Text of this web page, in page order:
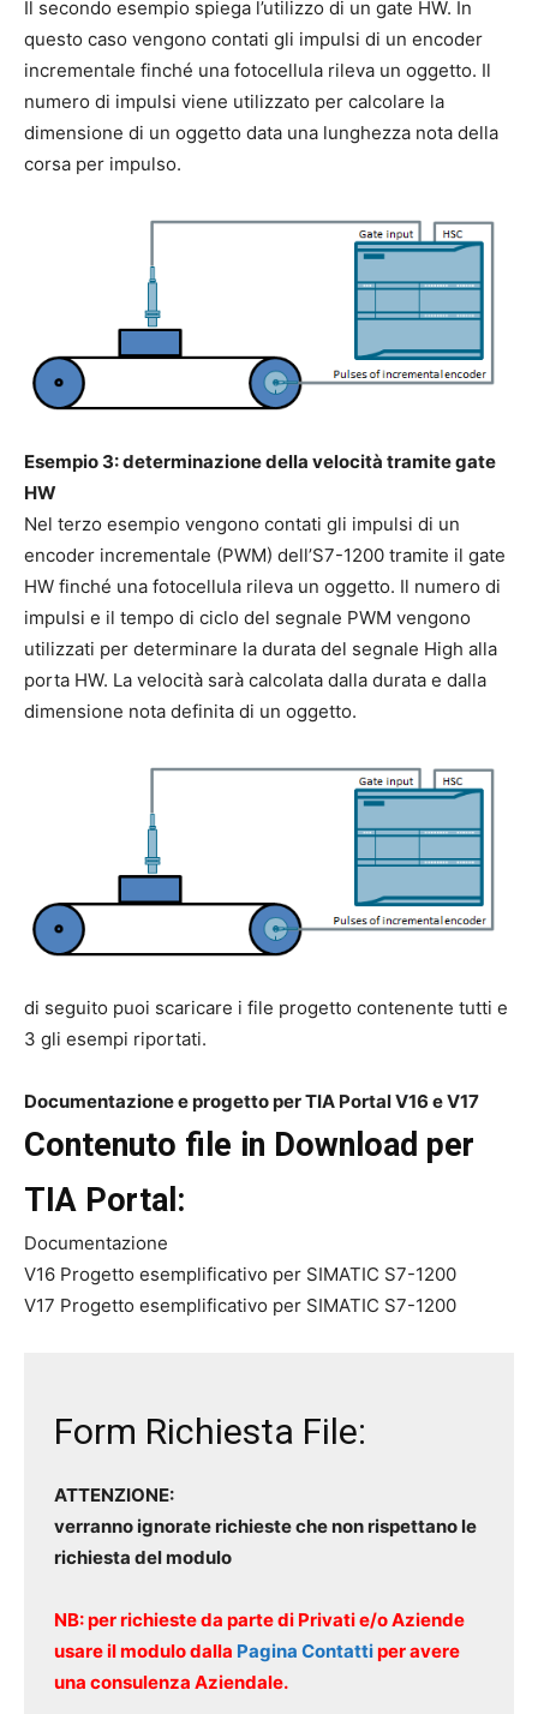
Il secondo esempio spiega l’utilizzo di un gate HW. In
questo caso vengono contati gli impulsi di un encoder
incrementale finché una fotocellula rileva un oggetto. Il
numero di impulsi viene utilizzato per calcolare la
dimensione di un oggetto data una lunghezza nota della
corsa per impulso.
Esempio 3:determinazione della velocità tramite gate
HW
Nel terzo esempio vengono contati gli impulsi di un
encoder incrementale (PWM) dell’S7-1200 tramite il gate
HW finché una fotocellula rileva un oggetto. Il numero di
impulsi e il tempo di ciclo del segnale PWM vengono
utilizzati per determinare la durata del segnale High alla
porta HW. La velocità sarà calcolata dalla durata e dalla
dimensione nota definita di un oggetto.
di seguito puoi scaricare i file progetto contenente tutti e
3 gli esempi riportati.
Documentazione e progetto per TIA Portal V16 e V17
Contenuto file in Download per
TIA Portal:
Documentazione
V16 Progetto esemplificativo per SIMATIC S7-1200
V17 Progetto esemplificativo per SIMATIC S7-1200
Form Richiesta File:
ATTENZIONE:
verranno ignorate richieste che non rispettano le
richiesta del modulo
NB: per richieste da parte di Privati e/o Aziende
usare il modulo dalla Pagina Contattiper avere
una consulenza Aziendale.